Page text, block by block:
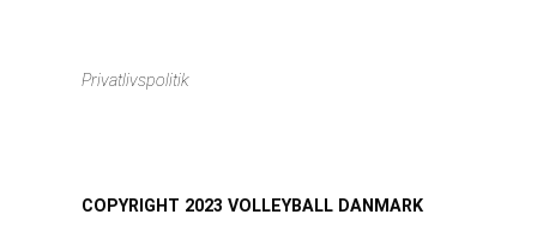
Privatlivspolitik
COPYRIGHT 2023 VOLLEYBALL DANMARK